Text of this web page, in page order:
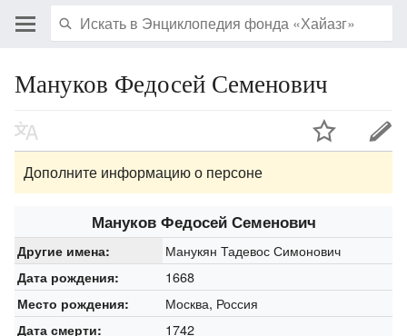
Мануков Федосей Семенович
Дополните информацию о персоне
Мануков Федосей Семенович
Другие имена: Манукян Тадевос Симонович
Дата рождения: 1668
Место рождения: Москва, Россия
Дата смерти: 1742